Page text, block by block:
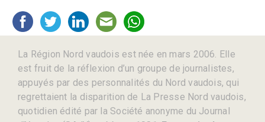
La Région Nord vaudois est née en mars 2006. Elle
est fruit de la réflexion d’un groupe de journalistes,
appuyés par des personnalités du Nord vaudois, qui
regrettaient la disparition de La Presse Nord vaudois,
quotidien édité par la Société anonyme du Journal